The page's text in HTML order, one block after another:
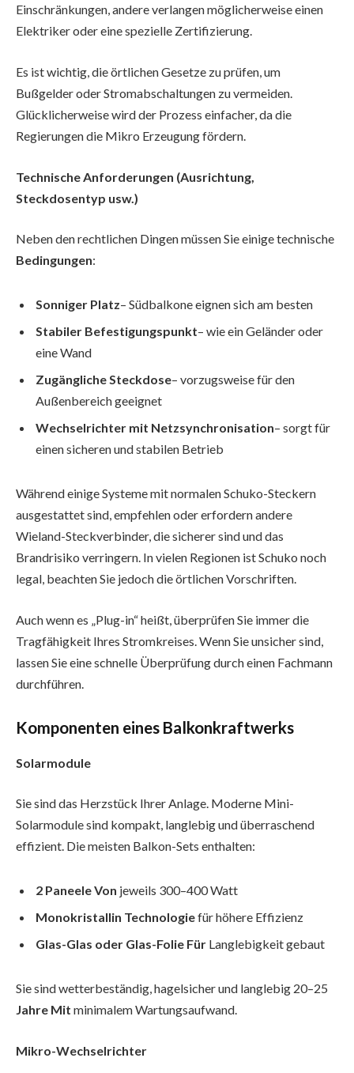
Einschränkungen, andere verlangen möglicherweise einen
Elektriker oder eine spezielle Zertifizierung.
Es ist wichtig, die örtlichen Gesetze zu prüfen, um
Bußgelder oder Stromabschaltungen zu vermeiden.
Glücklicherweise wird der Prozess einfacher, da die
Regierungen die Mikro Erzeugung fördern.
Technische Anforderungen (Ausrichtung,
Steckdosentyp usw.)
Neben den rechtlichen Dingen müssen Sie einige technische
Bedingungen:
Sonniger Platz– Südbalkone eignen sich am besten
Stabiler Befestigungspunkt– wie ein Geländer oder
eine Wand
Zugängliche Steckdose– vorzugsweise für den
Außenbereich geeignet
Wechselrichter mit Netzsynchronisation– sorgt für
einen sicheren und stabilen Betrieb
Während einige Systeme mit normalen Schuko-Steckern
ausgestattet sind, empfehlen oder erfordern andere
Wieland-Steckverbinder, die sicherer sind und das
Brandrisiko verringern. In vielen Regionen ist Schuko noch
legal, beachten Sie jedoch die örtlichen Vorschriften.
Auch wenn es „Plug-in“ heißt, überprüfen Sie immer die
Tragfähigkeit Ihres Stromkreises. Wenn Sie unsicher sind,
lassen Sie eine schnelle Überprüfung durch einen Fachmann
durchführen.
Komponenten eines Balkonkraftwerks
Solarmodule
Sie sind das Herzstück Ihrer Anlage. Moderne Mini-
Solarmodule sind kompakt, langlebig und überraschend
effizient. Die meisten Balkon-Sets enthalten:
2 Paneele Von jeweils 300–400 Watt
Monokristallin Technologiefür höhere Effizienz
Glas-Glas oder Glas-Folie Für Langlebigkeit gebaut
Sie sind wetterbeständig, hagelsicher und langlebig 20–25
Jahre Mit minimalem Wartungsaufwand.
Mikro-Wechselrichter